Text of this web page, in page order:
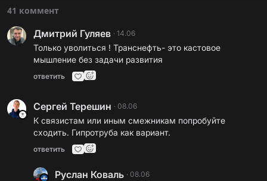
41 коммент
Дмитрий Гуляев · 14.06
Только уволиться ! Транснефть- это кастовое
мышление без задачи развития
ответить
Сергей Терешин · 08.06
К связистам или иным смежникам попробуйте
сходить. Гипротруба как вариант.
ответить
Руслан Коваль · 08.06